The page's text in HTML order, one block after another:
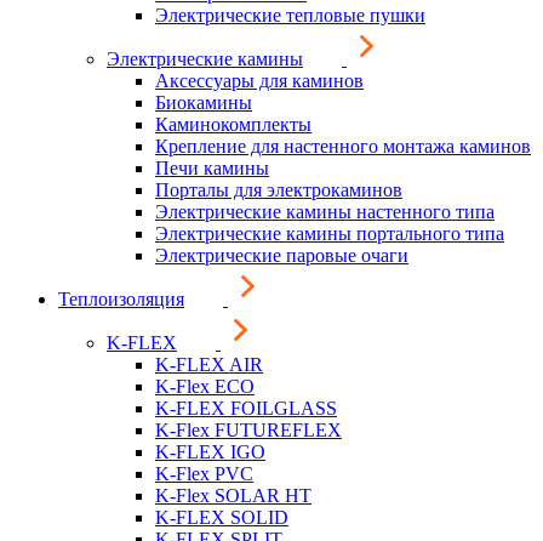
Электрические тепловые пушки
Электрические камины
Аксессуары для каминов
Биокамины
Каминокомплекты
Крепление для настенного монтажа каминов
Печи камины
Порталы для электрокаминов
Электрические камины настенного типа
Электрические камины портального типа
Электрические паровые очаги
Теплоизоляция
K-FLEX
K-FLEX AIR
K-Flex ECO
K-FLEX FOILGLASS
K-Flex FUTUREFLEX
K-FLEX IGO
K-Flex PVC
K-Flex SOLAR HT
K-FLEX SOLID